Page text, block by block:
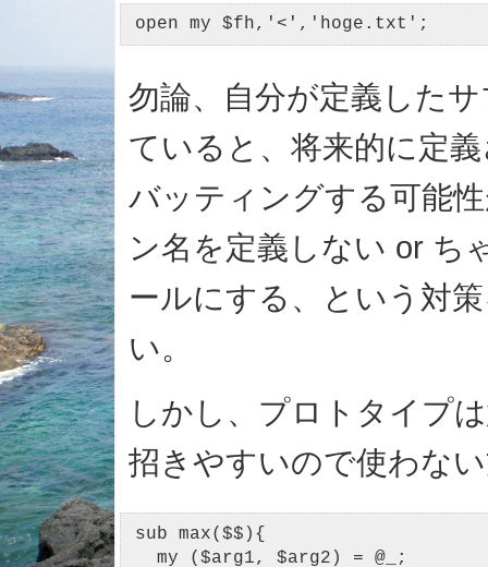
open my $fh,'<','hoge.txt';
勿論、自分が定義した
ていると、将来的に定
バッティングする可能
ン名を定義しない or ち
ールにする、という対
い。
しかし、プロトタイプ
招きやすいので使わな
sub max($$){
  my ($arg1, $arg2) = @_;